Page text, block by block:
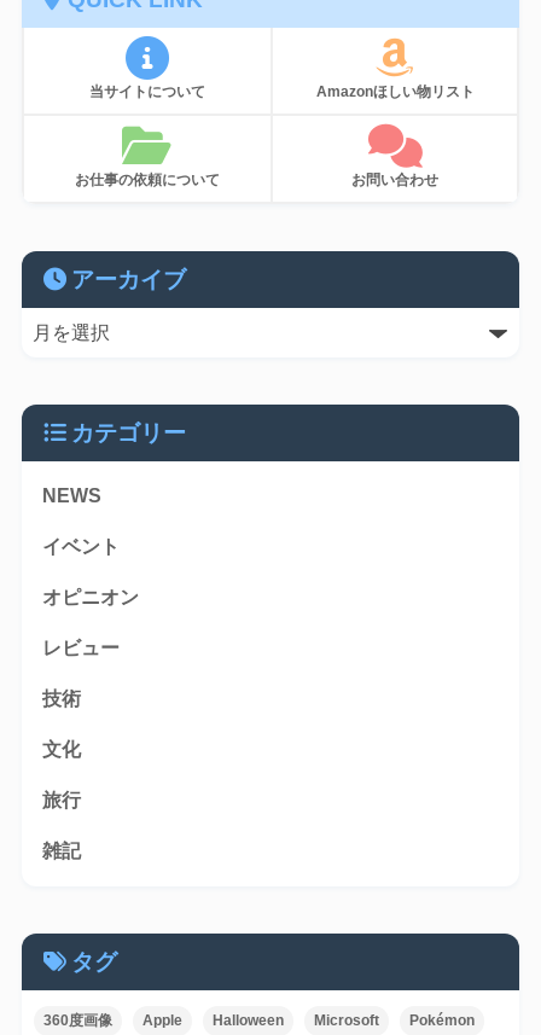
当サイトについて Amazonほしい物リスト
お仕事の依頼について お問い合わせ
アーカイブ
カテゴリー
NEWS
イベント
オピニオン
レビュー
技術
文化
旅行
雑記
タグ
360度画像 Apple Halloween Microsoft Pokémon